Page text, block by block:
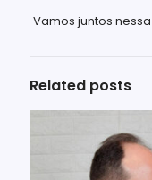
Vamos juntos
Related posts